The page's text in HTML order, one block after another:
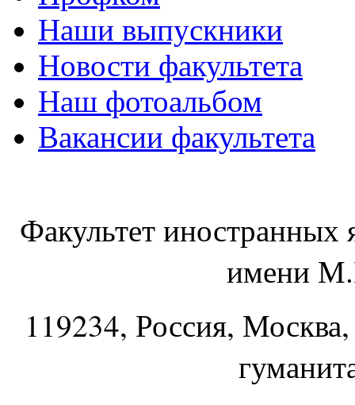
Наши выпускники
Новости факультета
Наш фотоальбом
Вакансии факультета
Факультет
имени
119234, Россия,